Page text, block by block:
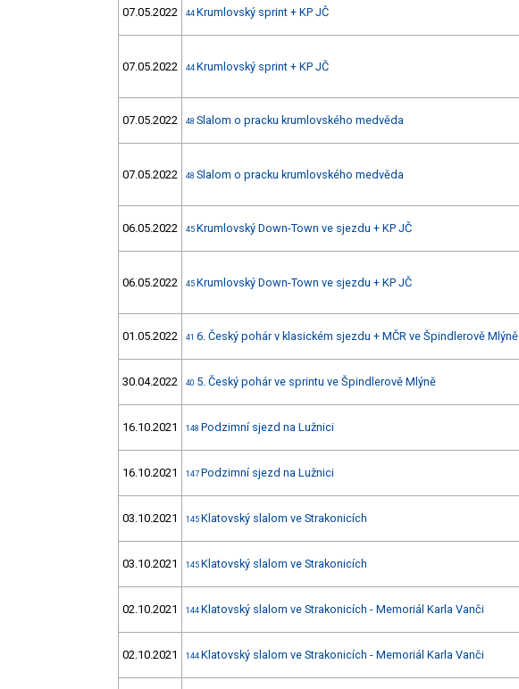
07.05.2022 44 Krumlovský sprint + KP JČ
07.05.2022 44 Krumlovský sprint + KP JČ
07.05.2022 48 Slalom o pracku krumlovského medvěda
07.05.2022 48 Slalom o pracku krumlovského medvěda
06.05.2022 45 Krumlovský Down-Town ve sjezdu + KP JČ
06.05.2022 45 Krumlovský Down-Town ve sjezdu + KP JČ
01.05.2022 41 6. Český pohár v klasickém sjezdu + MČR ve Špindlerově Mlýně
30.04.2022 40 5. Český pohár ve sprintu ve Špindlerově Mlýně
16.10.2021 148 Podzimní sjezd na Lužnici
16.10.2021 147 Podzimní sjezd na Lužnici
03.10.2021 145 Klatovský slalom ve Strakonicích
03.10.2021 145 Klatovský slalom ve Strakonicích
02.10.2021 144 Klatovský slalom ve Strakonicích - Memoriál Karla Vanči
02.10.2021 144 Klatovský slalom ve Strakonicích - Memoriál Karla Vanči